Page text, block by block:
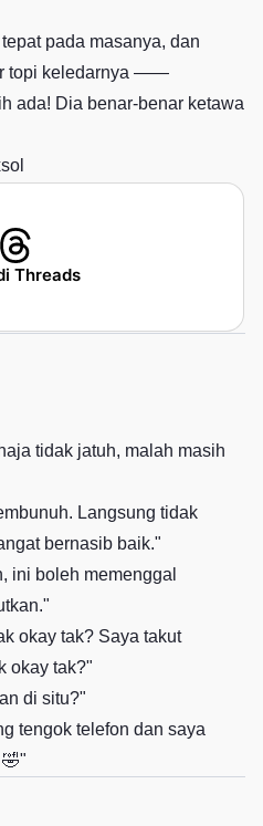
pada masanya, dan
topi keledarnya ——
ada! Dia benar-benar ketawa
Threads
tidak jatuh, malah masih
Langsung tidak
bernasib baik."
ini boleh memenggal
okay tak? Saya takut
okay tak?"
di situ?"
tengok telefon dan saya